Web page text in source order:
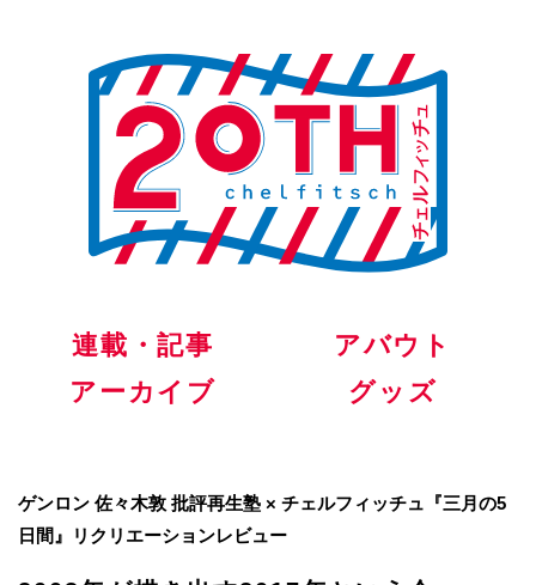
連載・記事
アバウト
アーカイブ
グッズ
ゲンロン 佐々木敦 批評再生塾 × チェルフィッチュ『三月の5
日間』リクリエーションレビュー